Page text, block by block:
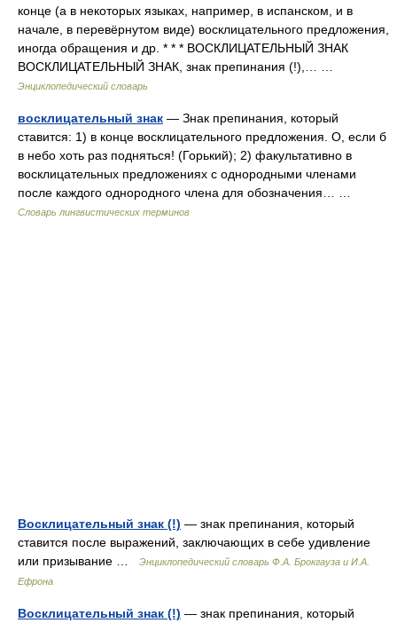
конце (а в некоторых языках, например, в испанском, и в
начале, в перевёрнутом виде) восклицательного предложения,
иногда обращения и др. * * * ВОСКЛИЦАТЕЛЬНЫЙ ЗНАК
ВОСКЛИЦАТЕЛЬНЫЙ ЗНАК, знак препинания (!),… …
Энциклопедический словарь
восклицательный знак — Знак препинания, который
ставится: 1) в конце восклицательного предложения. О, если б
в небо хоть раз подняться! (Горький); 2) факультативно в
восклицательных предложениях с однородными членами
после каждого однородного члена для обозначения… …
Словарь лингвистических терминов
Восклицательный знак (!) — знак препинания, который
ставится после выражений, заключающих в себе удивление
или призывание …
Энциклопедический словарь Ф.А. Брокгауза и И.А.
Ефрона
Восклицательный знак (!) — знак препинания, который